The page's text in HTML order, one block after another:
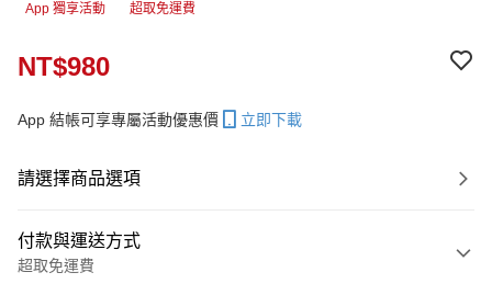
App 獨享活動 超取免運費
NT$980
App 結帳可享專屬活動優惠價 立即下載
請選擇商品選項
付款與運送方式
超取免運費